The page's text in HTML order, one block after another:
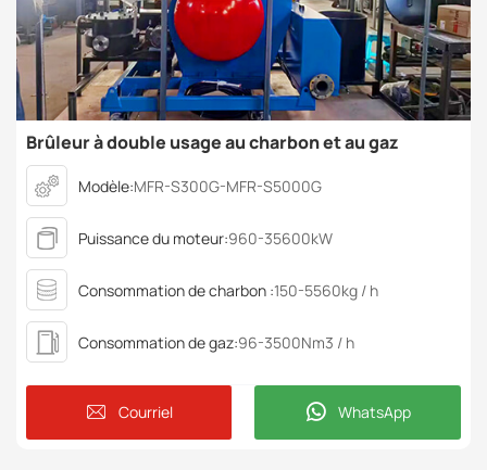
Brûleur à double usage au charbon et au gaz
Modèle:MFR-S300G-MFR-S5000G
Puissance du moteur:960-35600kW
Consommation de charbon :150-5560kg / h
Consommation de gaz:96-3500Nm3 / h
Courriel WhatsApp